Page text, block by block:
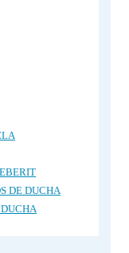
DE DUCHA